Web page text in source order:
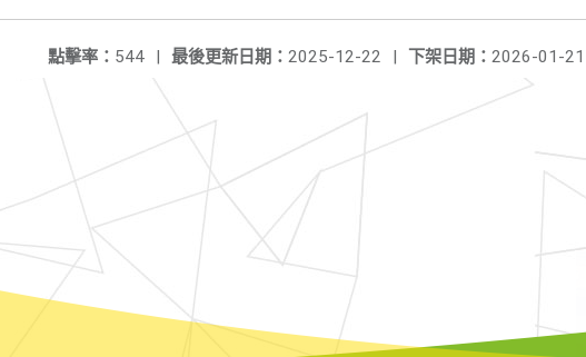
下架日期： 2026-01-21
最後更新日期： 2025-12-22 |
點擊率： 544 |